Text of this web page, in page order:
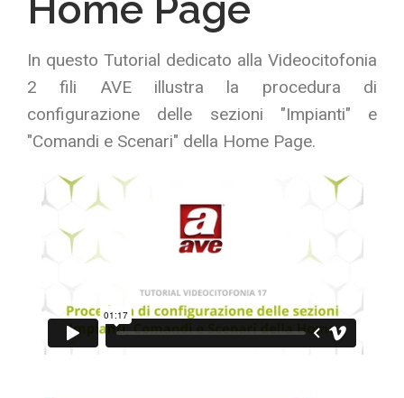
In questo Tutorial dedicato alla Videocitofonia
2 fili AVE illustra la procedura di
configurazione delle sezioni "Impianti" e
"Comandi e Scenari" della Home Page.